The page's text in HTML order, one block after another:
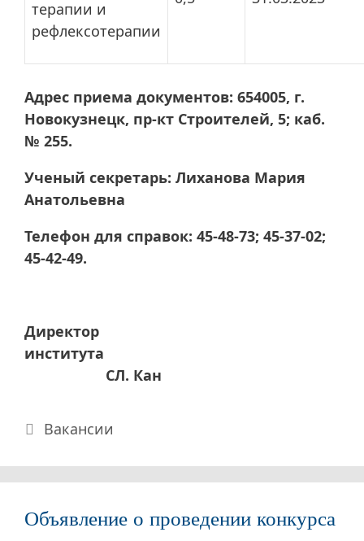
терапии и
рефлексотерапии
Адрес приема документов: 654005, г.
Новокузнецк, пр-кт Строителей, 5; каб.
№ 255.
Ученый секретарь: Лиханова Мария
Анатольевна
Телефон для справок: 45-48-73; 45-37-02;
45-42-49.
Директор
института
СЛ. Кан
Рубрики
Вакансии
Объявление о проведении конкурса